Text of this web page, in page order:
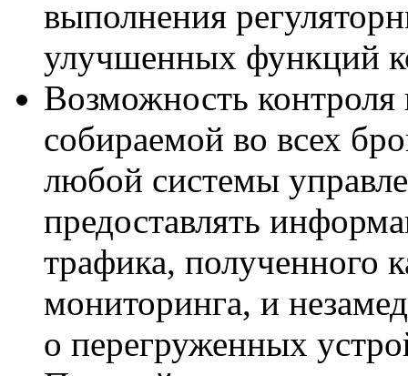
выполнения
улучшенных функций
Возможность
собираемой во всех
любой системы
предоставлять
трафика, полученного
мониторинга, и
о перегруженных